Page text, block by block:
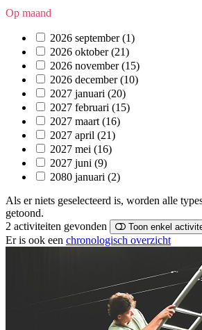
Op maand
2026 september(1)
2026 oktober(21)
2026 november(15)
2026 december(10)
2027 januari (20)
2027 februari (15)
2027 maart (16)
2027 april (21)
2027 mei (16)
2027 juni (9)
2080 januari (2)
Als er niets geselecteerd is, worden alle
getoond.
2 activiteiten gevonden Toon enkel
Er is ook een chronologisch overzicht